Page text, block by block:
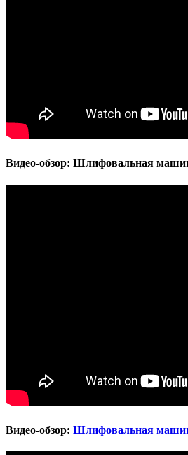
Видео-обзор: Шлифовальная
Видео-обзор: Шлифовальная